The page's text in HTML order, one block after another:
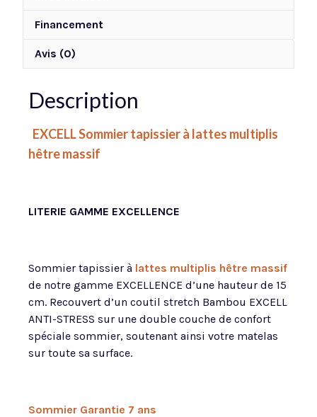
Financement
Avis (0)
Description
EXCELL Sommier tapissier à lattes multiplis
hêtre massif
LITERIE GAMME EXCELLENCE
Sommier tapissier à lattes multiplis hêtre massif
de notre gamme EXCELLENCE d’une hauteur de 15
cm. Recouvert d’un coutil stretch Bambou EXCELL
ANTI-STRESS sur une double couche de confort
spéciale sommier, soutenant ainsi votre matelas
sur toute sa surface.
Sommier Garantie 7 ans